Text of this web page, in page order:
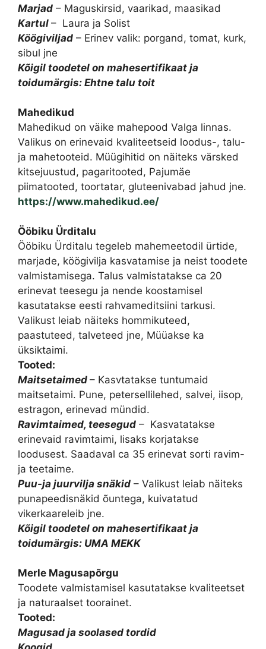
Marjad – Maguskirsid, vaarikad, maasikad
Kartul – Laura ja Solist
Köögiviljad – Erinev valik: porgand, tomat, kurk,
sibul jne
Kõigil toodetel on mahesertifikaat ja
toidumärgis: Ehtne talu toit
Mahedikud
Mahedikud on väike mahepood Valga linnas.
Valikus on erinevaid kvaliteetseid loodus-, talu-
ja mahetooteid. Müügihitid on näiteks värsked
kitsejuustud, pagaritooted, Pajumäe
piimatooted, toortatar, gluteenivabad jahud jne.
https://www.mahedikud.ee/
Ööbiku Ürditalu
Ööbiku Ürditalu tegeleb mahemeetodil ürtide,
marjade, köögivilja kasvatamise ja neist toodete
valmistamisega. Talus valmistatakse ca 20
erinevat teesegu ja nende koostamisel
kasutatakse eesti rahvameditsiini tarkusi.
Valikust leiab näiteks hommikuteed,
paastuteed, talveteed jne, Müüakse ka
üksiktaimi.
Tooted:
Maitsetaimed – Kasvtatakse tuntumaid
maitsetaimi. Pune, petersellilehed, salvei, iisop,
estragon, erinevad mündid.
Ravimtaimed, teesegud – Kasvatatakse
erinevaid ravimtaimi, lisaks korjatakse
loodusest. Saadaval ca 35 erinevat sorti ravim-
ja teetaime.
Puu-ja juurvilja snäkid – Valikust leiab näiteks
punapeedisnäkid õuntega, kuivatatud
vikerkaareleib jne.
Kõigil toodetel on mahesertifikaat ja
toidumärgis: UMA MEKK
Merle Magusapõrgu
Toodete valmistamisel kasutatakse kvaliteetset
ja naturaalset toorainet.
Tooted:
Magusad ja soolased tordid